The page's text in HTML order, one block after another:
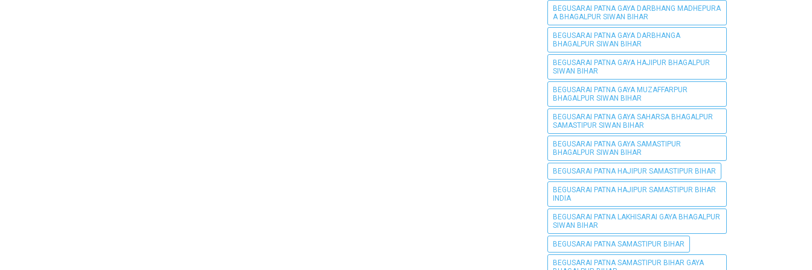
BEGUSARAI PATNA GAYA DARBHANG MADHEPURA
A BHAGALPUR SIWAN BIHAR
BEGUSARAI PATNA GAYA DARBHANGA
BHAGALPUR SIWAN BIHAR
BEGUSARAI PATNA GAYA HAJIPUR BHAGALPUR
SIWAN BIHAR
BEGUSARAI PATNA GAYA MUZAFFARPUR
BHAGALPUR SIWAN BIHAR
BEGUSARAI PATNA GAYA SAHARSA BHAGALPUR
SAMASTIPUR SIWAN BIHAR
BEGUSARAI PATNA GAYA SAMASTIPUR
BHAGALPUR SIWAN BIHAR
BEGUSARAI PATNA HAJIPUR SAMASTIPUR BIHAR
BEGUSARAI PATNA HAJIPUR SAMASTIPUR BIHAR
INDIA
BEGUSARAI PATNA LAKHISARAI GAYA BHAGALPUR
SIWAN BIHAR
BEGUSARAI PATNA SAMASTIPUR BIHAR
BEGUSARAI PATNA SAMASTIPUR BIHAR GAYA